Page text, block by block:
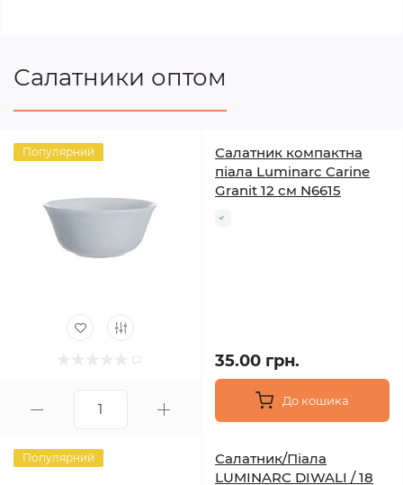
Салатники оптом
Популярний
Салатник компактна
піала Luminarc Carine
Granit 12 см N6615
35.00 грн.
До кошика
Популярний
Салатник/Піала
LUMINARC DIWALI / 18